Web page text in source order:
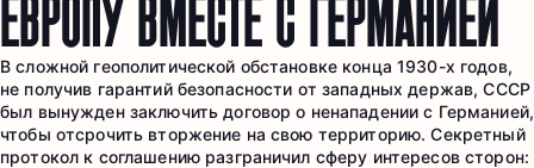
ЕВРОПУ ВМЕСТЕ С ГЕРМАНИЕЙ
В сложной геополитической обстановке конца 1930-х годов,
не получив гарантий безопасности от западных держав, СССР
был вынужден заключить договор о ненападении с Германией,
чтобы отсрочить вторжение на свою территорию. Секретный
протокол к соглашению разграничил сферу интересов сторон: